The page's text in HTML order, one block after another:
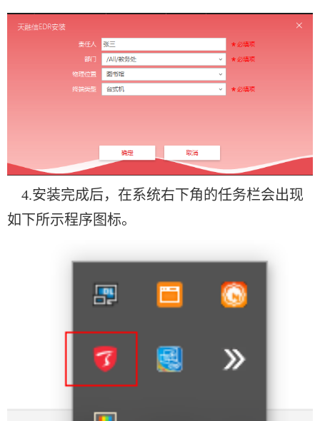
4.安装完成后，在系统右下角的任务栏会出现
如下所示程序图标。